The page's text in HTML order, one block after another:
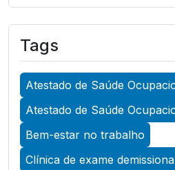
A Importância do Atestado
Ocupacional para Garantir
Trabalho
A Importância do Atestado
Ocupacional para Promover
Trabalho
A Importância do Exame
Garantir a Saúde
Tags
Atestado de Saúde
Atestado de Saúde
Bem-estar no trabalho
Clínica de exame